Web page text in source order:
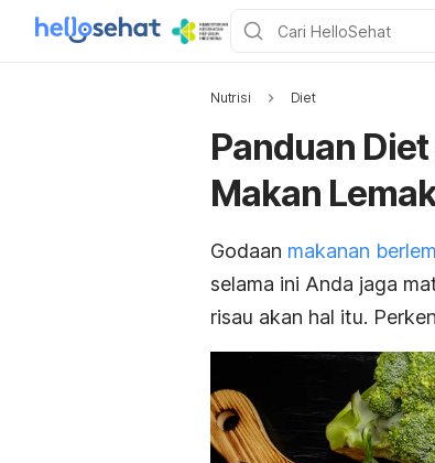
Nutrisi Diet
Panduan
Makan
Godaan makanan
selama ini Anda jaga
risau akan hal itu.